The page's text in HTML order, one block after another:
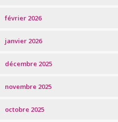
février 2026
janvier 2026
décembre 2025
novembre 2025
octobre 2025